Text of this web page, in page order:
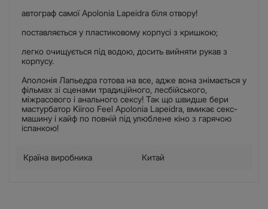
автограф самої Apolonia Lapeidra біля отвору!
поставляється у пластиковому корпусі з кришкою;
легко очищується під водою, досить вийняти рукав з
корпусу.
Аполонія Лапьедра готова на все, адже вона знімається у
фільмах зі сценами традиційного, лесбійського,
міжрасового і анального сексу! Так що швидше бери
мастурбатор Kiiroo Feel Apolonia Lapeidra, вмикає секс-
машину і кайф по повній під улюблене кіно з гарячою
іспанкою!
Країна виробника Китай